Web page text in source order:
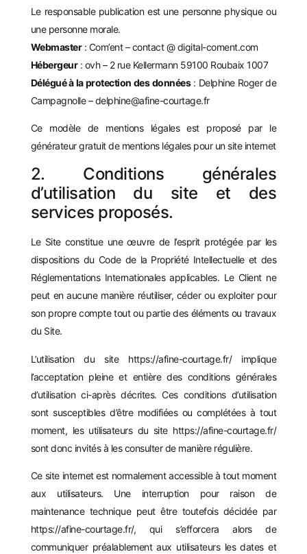
Le responsable publication est une personne physique ou
une personne morale.
Webmaster: Com’ent – contact @ digital-coment.com
Hébergeur: ovh – 2 rue Kellermann 59100 Roubaix 1007
Délégué à la protection des données: Delphine Roger de
Campagnolle – delphine@afine-courtage.fr
Ce modèle de mentions légales est proposé par le
générateur gratuit de mentions légales pour un site internet
2. Conditions générales
d’utilisation du site et des
services proposés.
Le Site constitue une œuvre de l’esprit protégée par les
dispositions du Code de la Propriété Intellectuelle et des
Réglementations Internationales applicables. Le Client ne
peut en aucune manière réutiliser, céder ou exploiter pour
son propre compte tout ou partie des éléments ou travaux
du Site.
L’utilisation du site https://afine-courtage.fr/implique
l’acceptation pleine et entière des conditions générales
d’utilisation ci-après décrites. Ces conditions d’utilisation
sont susceptibles d’être modifiées ou complétées à tout
moment, les utilisateurs du site https://afine-courtage.fr/
sont donc invités à les consulter de manière régulière.
Ce site internet est normalement accessible à tout moment
aux utilisateurs. Une interruption pour raison de
maintenance technique peut être toutefois décidée par
https://afine-courtage.fr/, qui s’efforcera alors de
communiquer préalablement aux utilisateurs les dates et